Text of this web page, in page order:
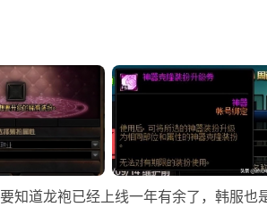
知道龙袍已经上线一年有余了，韩服也